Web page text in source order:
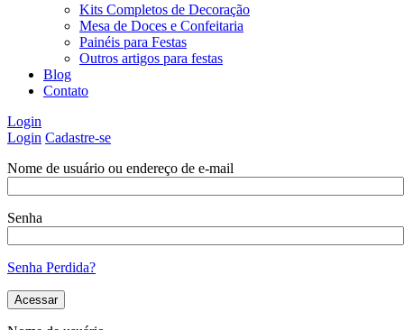
Kits Completos de Decoração
Mesa de Doces e Confeitaria
Painéis para Festas
Outros artigos para festas
Blog
Contato
Login
Login Cadastre-se
Nome de usuário ou endereço de e-mail
Senha
Senha Perdida?